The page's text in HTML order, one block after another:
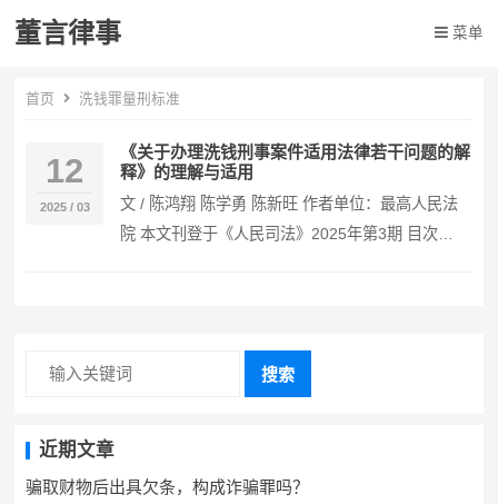
董言律事 菜单
首页 洗钱罪量刑标准
12
2025 / 03
《关于办理洗钱刑事案件适用法律若干问题的解
释》的理解与适用
文 / 陈鸿翔 陈学勇 陈新旺 作者单位：最高人民法
院 本文刊登于《人民司法》2025年第3期 目次
搜索
近期文章
骗取财物后出具欠条，构成诈骗罪吗？